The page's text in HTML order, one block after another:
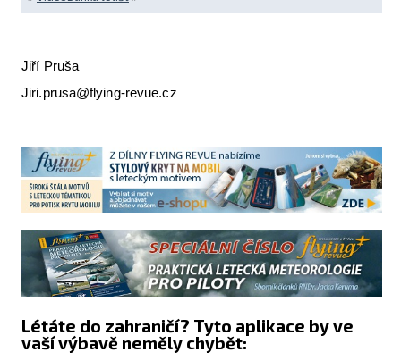
Jiří Pruša
Jiri.prusa@flying-revue.cz
Létáte do zahraničí? Tyto aplikace by ve
vaší výbavě neměly chybět: